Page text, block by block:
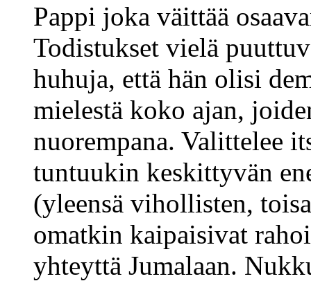
Pappi joka väittää
Todistukset vielä
huhuja, että hän olisi
mielestä koko ajan,
nuorempana. Valittelee
tuntuukin keskittyvän
(yleensä vihollisten,
omatkin kaipaisivat
yhteyttä Jumalaan.